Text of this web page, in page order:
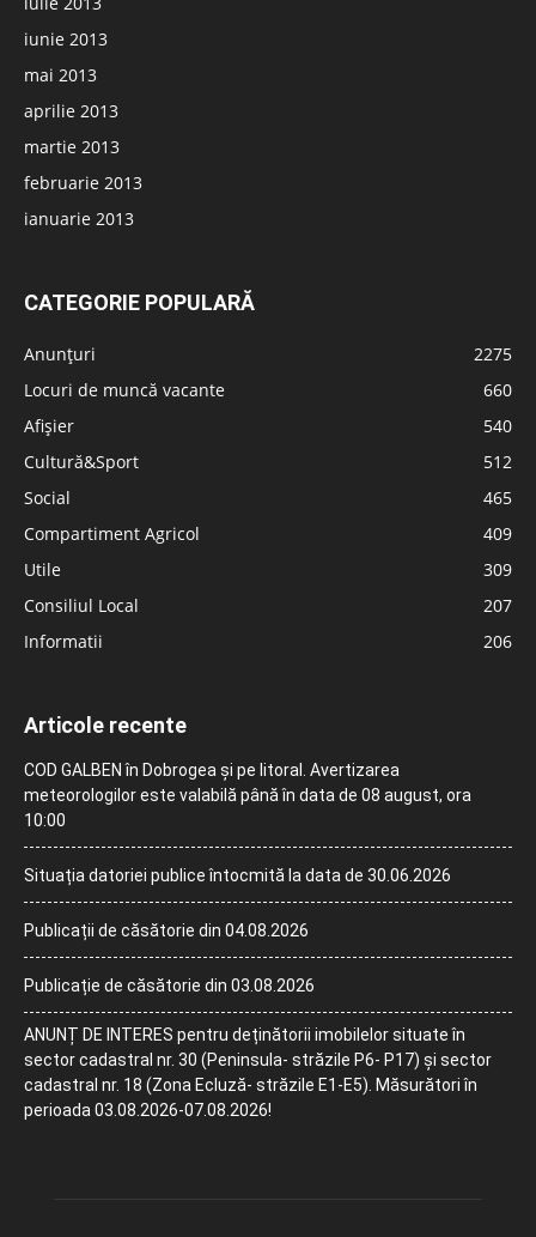
iunie 2013
mai 2013
aprilie 2013
martie 2013
februarie 2013
ianuarie 2013
CATEGORIE POPULARĂ
Anunțuri
2275
Locuri de muncă vacante
660
Afișier
540
Cultură&Sport
512
Social
465
Compartiment Agricol
409
Utile
309
Consiliul Local
207
Informatii
206
Articole recente
COD GALBEN în Dobrogea și pe litoral. Avertizarea
meteorologilor este valabilă până în data de 08 august, ora
10:00
Situația datoriei publice întocmită la data de 30.06.2026
Publicații de căsătorie din 04.08.2026
Publicație de căsătorie din 03.08.2026
ANUNȚ DE INTERES pentru deținătorii imobilelor situate în
sector cadastral nr. 30 (Peninsula- străzile P6- P17) și sector
cadastral nr. 18 (Zona Ecluză- străzile E1-E5). Măsurători în
perioada 03.08.2026-07.08.2026!